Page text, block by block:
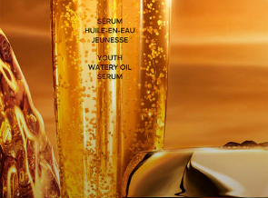
全ての製品
ゴリア
ティエール
ボディケア
全ての製品